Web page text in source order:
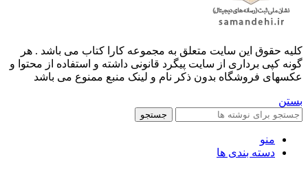
کليه حقوق اين سايت متعلق به مجموعه کارا کتاب می باشد . هر
گونه کپی برداری از سایت پیگرد قانونی داشته و استفاده از محتوا و
عکسهای فروشگاه بدون ذکر نام و لینک منبع ممنوع می باشد
بستن
جستجو
منو
دسته بندی ها